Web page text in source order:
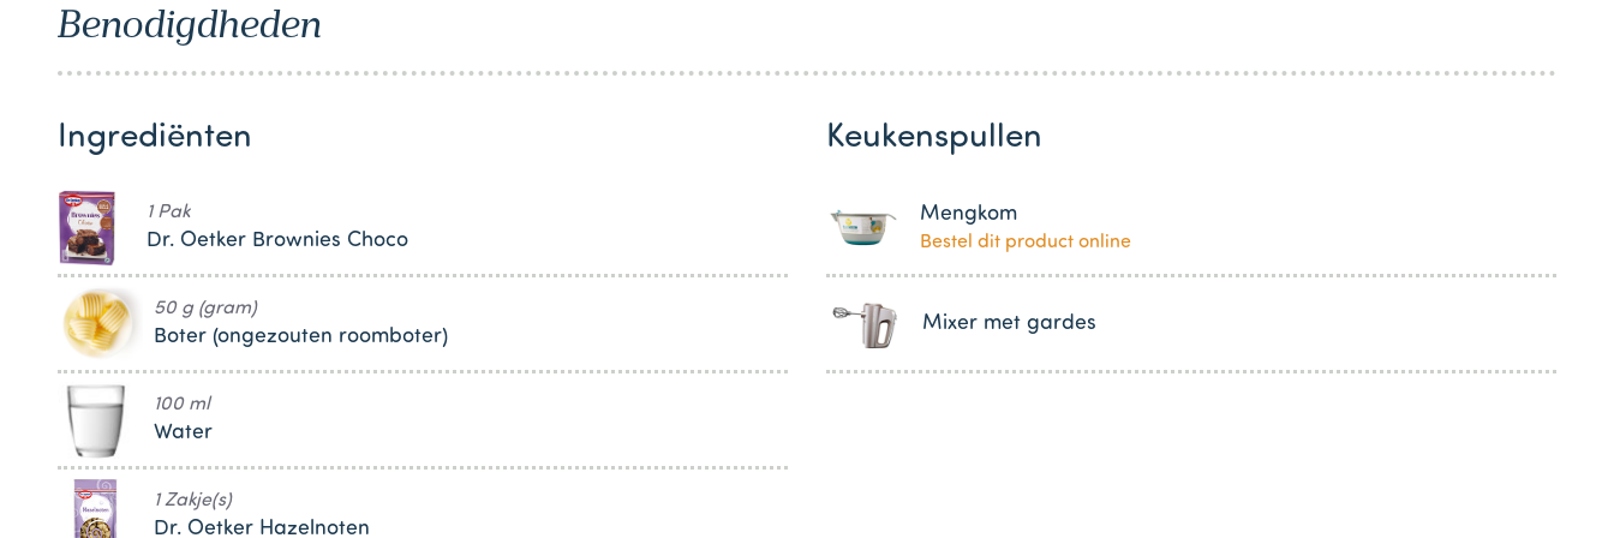
1
Benodigdheden
Ingrediënten
1 Pak
Dr. Oetker Brownies Choco
50 g (gram)
Boter (ongezouten roomboter)
100 ml
Water
1 Zakje(s)
Dr. Oetker Hazelnoten
Keukenspullen
Mengkom
Bestel dit product online
Mixer met gardes